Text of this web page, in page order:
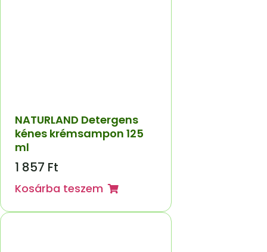
NATURLAND Detergens
kénes krémsampon 125
ml
1 857 Ft
Kosárba teszem